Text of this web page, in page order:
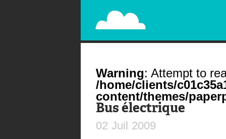
PAPERPLANE
STREET, AMBIENT, GUÉRILLA MARKETING
Warning: Attempt to
/home/clients/
content/themes/
Bus électrique
02 Juil 2009